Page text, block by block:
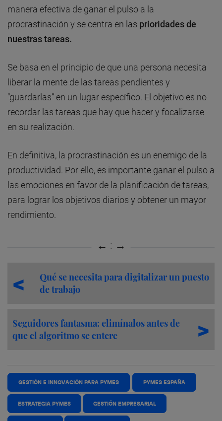
manera efectiva de ganar el pulso a la
procrastinación y se centra en las prioridades de
nuestras tareas.
Se basa en el principio de que una persona necesita
liberar la mente de las tareas pendientes y
“guardarlas” en un lugar específico. El objetivo es no
recordar las tareas que hay que hacer y focalizarse
en su realización.
En definitiva, la procrastinación es un enemigo de la
productividad. Por ello, es importante ganar el pulso a
las emociones en favor de la planificación de tareas,
para lograr los objetivos diarios y obtener un mayor
rendimiento.
Qué se necesita para digitalizar un puesto
de trabajo
Seguidores fantasma: elimínalos antes de
que el algoritmo se entere
GESTIÓN E INNOVACIÓN PARA PYMES PYMES ESPAÑA
ESTRATEGIA PYMES GESTIÓN EMPRESARIAL